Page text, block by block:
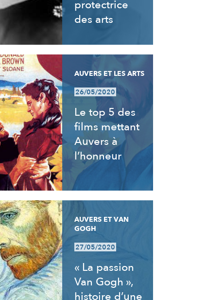
protectrice
des arts
AUVERS ET LES ARTS
26/05/2020
Le top 5 des
films mettant
Auvers à
l’honneur
AUVERS ET VAN
GOGH
27/05/2020
« La passion
Van Gogh »,
histoire d’une